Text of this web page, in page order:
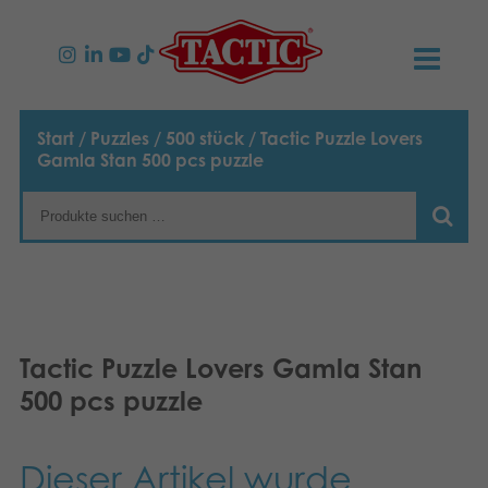
PRODUKTE
Spiele für Kinder
Puzzles
TACTIC
Unsere Geschichte
LinksEnglish
Start / Puzzles / 500 stück / Tactic Puzzle Lovers
Gamla Stan 500 pcs puzzle
Tactic Puzzle Lovers Gamla Stan
500 pcs puzzle
Dieser Artikel wurde